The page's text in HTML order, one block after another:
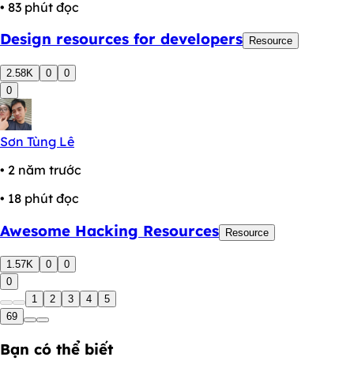
• 83 phút đọc
Design resources for developers Resource
2.58K 0
0
0
Sơn Tùng Lê
• 2 năm trước
• 18 phút đọc
Awesome Hacking Resources Resource
1.57K 0
0
0
1
2 3 4
5
69
Bạn có thể biết